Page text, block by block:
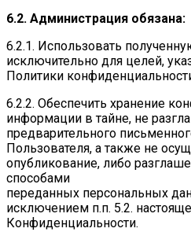
6.2. Администрация обязана:
6.2.1. Использовать
исключительно для целей,
Политики
6.2.2. Обеспечить хранение
информации в тайне, не
предварительного
Пользователя, а также не
опубликование, либо
способами
переданных персональных
исключением п.п. 5.2.
Конфиденциальности.